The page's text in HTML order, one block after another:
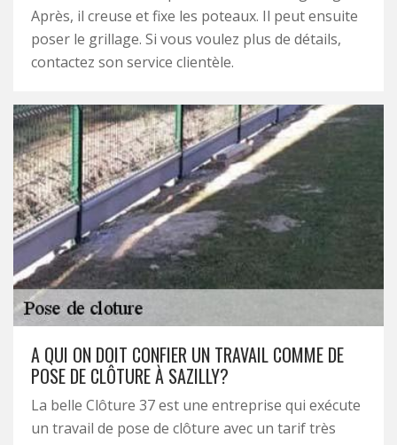
Après, il creuse et fixe les poteaux. Il peut ensuite
poser le grillage. Si vous voulez plus de détails,
contactez son service clientèle.
A QUI ON DOIT CONFIER UN TRAVAIL COMME DE
POSE DE CLÔTURE À SAZILLY?
La belle Clôture 37 est une entreprise qui exécute
un travail de pose de clôture avec un tarif très